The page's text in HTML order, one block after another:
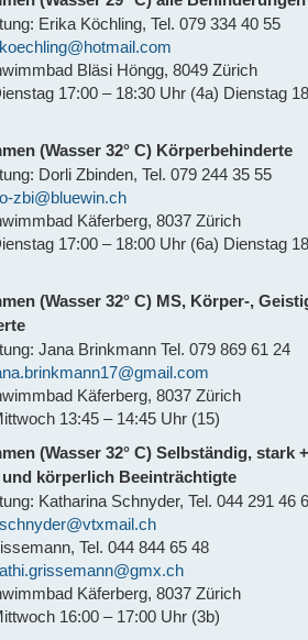
Erika Köchling, Tel. 079 334 40 55
Bläsi Höngg, 8049 Zürich
17:00 – 18:30 Uhr (4a) Dienstag
(Wasser 32° C) Körperbehinderte
Dorli Zbinden, Tel. 079 244 35 55
zbi@bluewin.ch
Käferberg, 8037 Zürich
17:00 – 18:00 Uhr (6a) Dienstag
(Wasser 32° C) MS, Körper-,
Jana Brinkmann Tel. 079 869 61 24
Käferberg, 8037 Zürich
13:45 – 14:45 Uhr (15)
(Wasser 32° C) Selbständig, stark
körperlich Beeinträchtigte
Katharina Schnyder, Tel. 044 291 46
Tel. 044 844 65 48
Käferberg, 8037 Zürich
16:00 – 17:00 Uhr (3b)